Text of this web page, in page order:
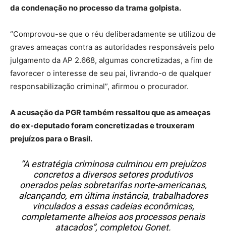
da condenação no processo da trama golpista.
“Comprovou-se que o réu deliberadamente se utilizou de
graves ameaças contra as autoridades responsáveis pelo
julgamento da AP 2.668, algumas concretizadas, a fim de
favorecer o interesse de seu pai, livrando-o de qualquer
responsabilização criminal”, afirmou o procurador.
A acusação da PGR também ressaltou que as ameaças
do ex-deputado foram concretizadas e trouxeram
prejuízos para o Brasil.
“A estratégia criminosa culminou em prejuízos
concretos a diversos setores produtivos
onerados pelas sobretarifas norte-americanas,
alcançando, em última instância, trabalhadores
vinculados a essas cadeias econômicas,
completamente alheios aos processos penais
atacados”, completou Gonet.